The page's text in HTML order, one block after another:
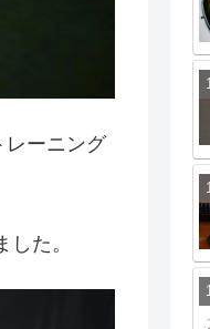
レーニング
た。